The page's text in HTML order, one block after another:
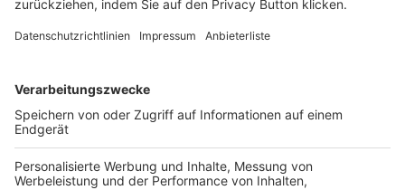
FOLGE DEM BFV
TOP-VEREINE